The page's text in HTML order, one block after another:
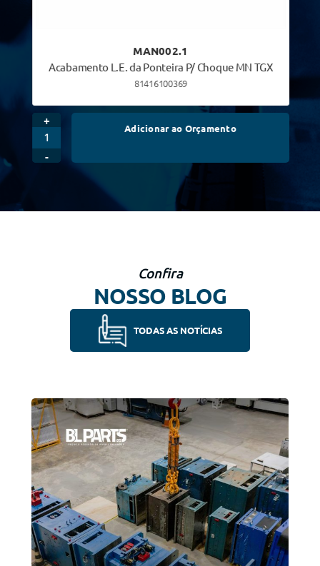
MAN002.1
Acabamento L.E. da Ponteira P/ Choque MN TGX
81416100369
+
Adicionar ao Orçamento
Confira
NOSSO BLOG
TODAS AS NOTÍCIAS